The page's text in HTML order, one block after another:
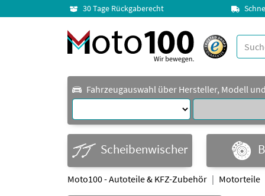
30 Tage Rückgaberecht
Fahrzeugauswahl über Hersteller, Modell
Scheibenwischer
Moto100 - Autoteile & KFZ-Zubehör Motorteile